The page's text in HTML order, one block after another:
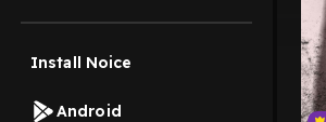
Install Noice
Android